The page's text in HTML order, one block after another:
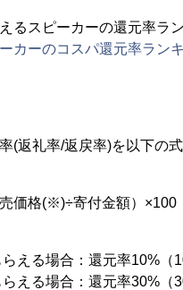
るスピーカーの還元率ラ
カーのコスパ還元率ラン
(返礼率/返戻率)を以下の
価格(※)÷寄付金額）×100
える場合：還元率10%（
える場合：還元率30%（